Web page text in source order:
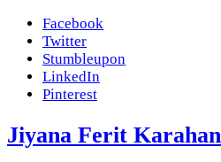
Facebook
Twitter
Stumbleupon
LinkedIn
Pinterest
Jiyana Ferit Karahan